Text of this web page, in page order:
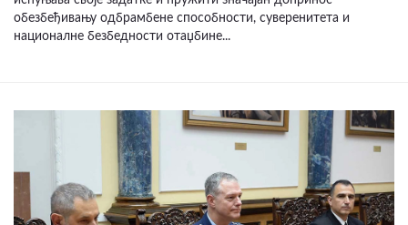
обезбеђивању одбрамбене способности, суверенитета и
националне безбедности отаџбине...